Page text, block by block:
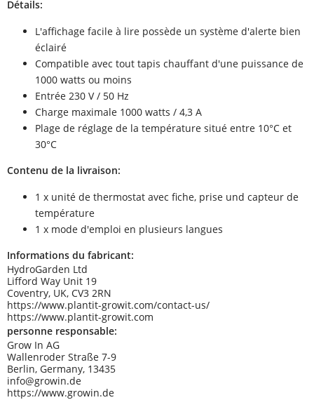
Détails:
L'affichage facile à lire possède un système d'alerte bien
éclairé
Compatible avec tout tapis chauffant d'une puissance de
1000 watts ou moins
Entrée 230 V / 50 Hz
Charge maximale 1000 watts / 4,3 A
Plage de réglage de la température situé entre 10°C et
30°C
Contenu de la livraison:
1 x unité de thermostat avec fiche, prise und capteur de
température
1 x mode d'emploi en plusieurs langues
Informations du fabricant:
HydroGarden Ltd
Lifford Way Unit 19
Coventry, UK, CV3 2RN
https://www.plantit-growit.com/contact-us/
https://www.plantit-growit.com
personne responsable:
Grow In AG
Wallenroder Straße 7-9
Berlin, Germany, 13435
info@growin.de
https://www.growin.de